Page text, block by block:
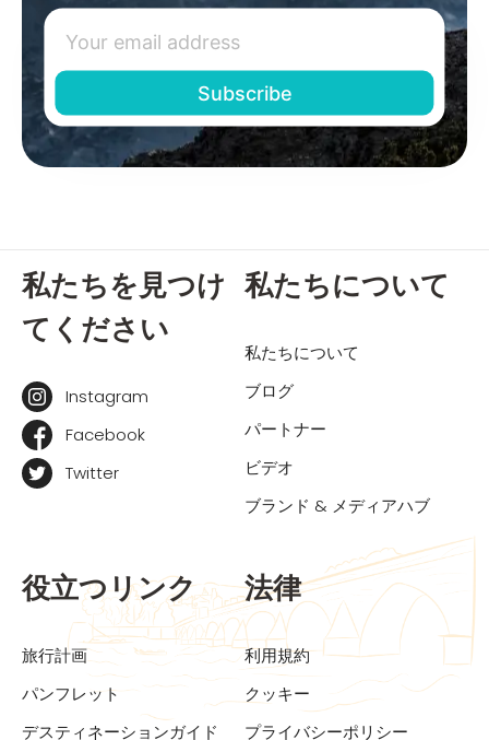
私たちを見つけ
てください
Instagram
Facebook
Twitter
私たちについて
私たちについて
ブログ
パートナー
ビデオ
ブランド & メディアハブ
役立つリンク
旅行計画
パンフレット
デスティネーションガイド
法律
利用規約
クッキー
プライバシーポリシー